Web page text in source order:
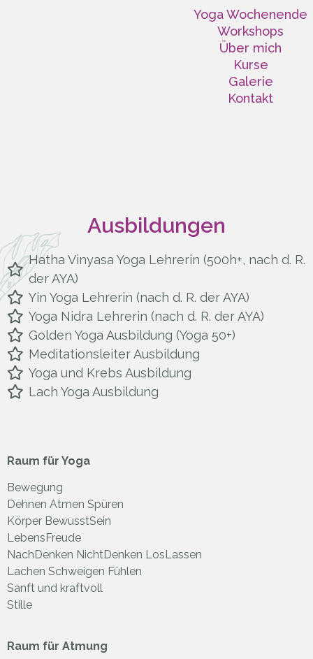
Yoga Wochenende
Workshops
Über mich
Kurse
Galerie
Kontakt
Ausbildungen
Hatha Vinyasa Yoga Lehrerin (500h+, nach d. R.
der AYA)
Yin Yoga Lehrerin (nach d. R. der AYA)
Yoga Nidra Lehrerin (nach d. R. der AYA)
Golden Yoga Ausbildung (Yoga 50+)
Meditationsleiter Ausbildung
Yoga und Krebs Ausbildung
Lach Yoga Ausbildung
Raum für Yoga
Bewegung
Dehnen Atmen Spüren
Körper BewusstSein
LebensFreude
NachDenken NichtDenken LosLassen
Lachen Schweigen Fühlen
Sanft und kraftvoll
Stille
Raum für Atmung